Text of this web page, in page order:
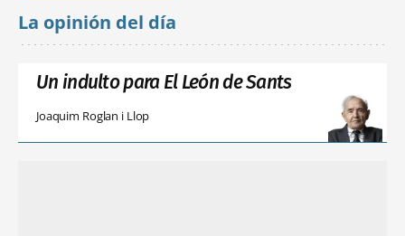
La opinión del día
Un indulto para El León de Sants
Joaquim Roglan i Llop